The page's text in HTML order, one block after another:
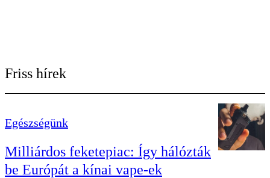
Friss hírek
Egészségünk
Milliárdos feketepiac: Így hálózták
be Európát a kínai vape-ek